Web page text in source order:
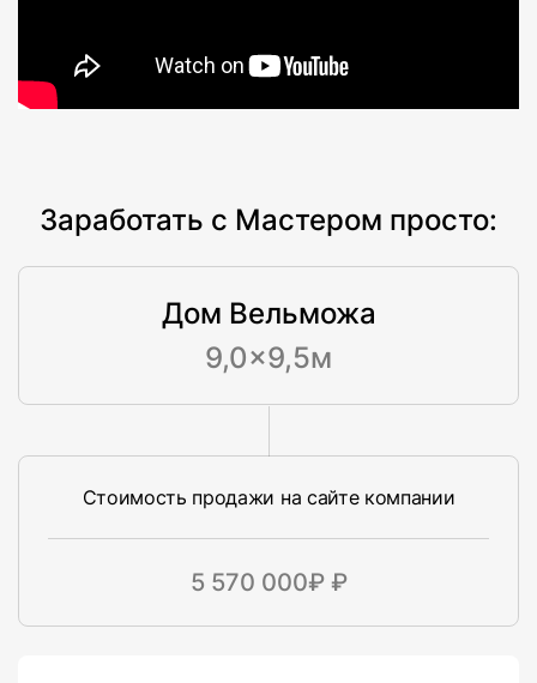
Заработать с Мастером просто:
Дом Вельможа
9,0×9,5м
Стоимость продажи на сайте компании
5 570 000₽ ₽